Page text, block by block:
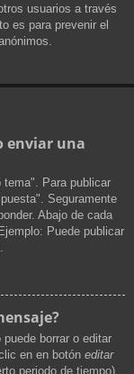
usuarios a través
es para prevenir el
enviar una
tema". Para publicar
Seguramente
Abajo de cada
Puede publicar
borrar o editar
en en botón editar
periodo de tiempo).